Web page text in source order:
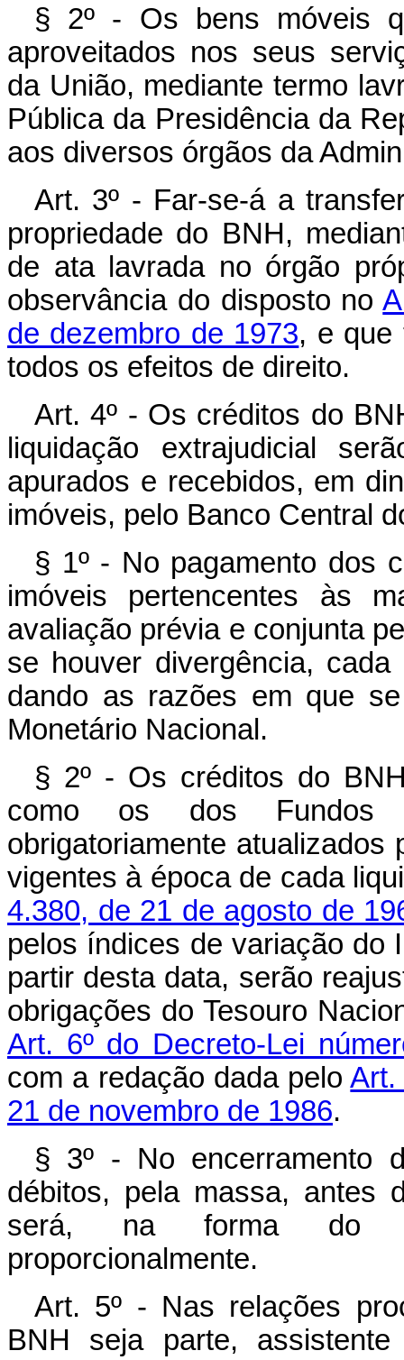
§ 2º - Os bens móveis
aproveitados nos seus
da União, mediante termo
Pública da Presidência da
aos diversos órgãos da
Art. 3º - Far-se-á a
propriedade do BNH,
de ata lavrada no órgão
observância do disposto no
de dezembro de 1973, e que
todos os efeitos de direito.
Art. 4º - Os créditos do
liquidação extrajudicial
apurados e recebidos, em
imóveis, pelo Banco Central
§ 1º - No pagamento dos
imóveis pertencentes às
avaliação prévia e conjunta
se houver divergência,
dando as razões em que
Monetário Nacional.
§ 2º - Os créditos do
como os dos Fundos
obrigatoriamente
vigentes à época de cada
4.380, de 21 de agosto de
pelos índices de variação do
partir desta data, serão
obrigações do Tesouro
Art. 6º do Decreto-Lei
com a redação dada peloArt.
21 de novembro de 1986.
§ 3º - No encerramento
débitos, pela massa, antes
será, na forma do
proporcionalmente.
Art. 5º - Nas relações
BNH seja parte,